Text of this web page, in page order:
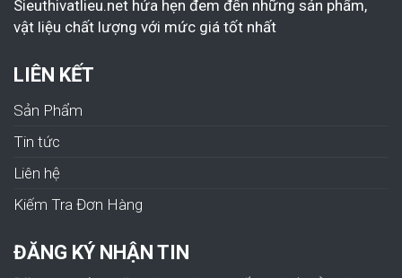
Sieuthivatlieu.net hứa hẹn đem đến những sản phẩm,
vật liệu chất lượng với mức giá tốt nhất
LIÊN KẾT
Sản Phẩm
Tin tức
Liên hệ
Kiếm Tra Đơn Hàng
ĐĂNG KÝ NHẬN TIN